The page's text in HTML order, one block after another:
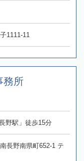
1111-11
務所
野駅」徒歩15分
長野南県町652-1 テ